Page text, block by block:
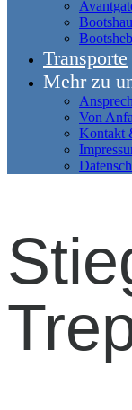
Transporte
Mehr zu
Von
Kontakt